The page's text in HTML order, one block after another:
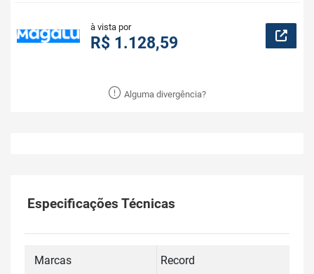
à vista por
R$ 1.128,59
Alguma divergência?
Especificações Técnicas
Marcas Record